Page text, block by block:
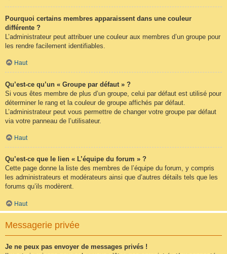
Pourquoi certains membres apparaissent dans une couleur
différente ?
L’administrateur peut attribuer une couleur aux membres d’un groupe pour
les rendre facilement identifiables.
Haut
Qu’est-ce qu’un « Groupe par défaut » ?
Si vous êtes membre de plus d’un groupe, celui par défaut est utilisé pour
déterminer le rang et la couleur de groupe affichés par défaut.
L’administrateur peut vous permettre de changer votre groupe par défaut
via votre panneau de l’utilisateur.
Haut
Qu’est-ce que le lien « L’équipe du forum » ?
Cette page donne la liste des membres de l’équipe du forum, y compris
les administrateurs et modérateurs ainsi que d’autres détails tels que les
forums qu’ils modèrent.
Haut
Messagerie privée
Je ne peux pas envoyer de messages privés !